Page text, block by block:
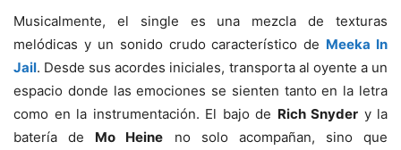
Musicalmente, el single es una mezcla de texturas
melódicas y un sonido crudo característico de Meeka In
Jail. Desde sus acordes iniciales, transporta al oyente a un
espacio donde las emociones se sienten tanto en la letra
como en la instrumentación. El bajo de Rich Snyder y la
batería de Mo Heine no solo acompañan, sino que